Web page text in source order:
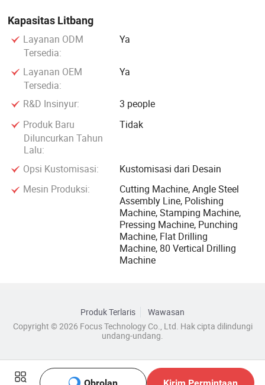
Obrolan Kirim Permintaan
Kapasitas Litbang
Layanan ODM
Tersedia:
Ya
Layanan OEM
Tersedia:
Ya
R&D Insinyur:
3 people
Produk Baru
Diluncurkan Tahun
Lalu:
Tidak
Opsi Kustomisasi:
Kustomisasi dari Desain
Mesin Produksi:
Cutting Machine, Angle Steel
Assembly Line, Polishing
Machine, Stamping Machine,
Pressing Machine, Punching
Machine, Flat Drilling
Machine, 80 Vertical Drilling
Machine
Produk Terlaris
Wawasan
Copyright © 2026 Focus Technology Co., Ltd. Hak cipta dilindungi
undang-undang.